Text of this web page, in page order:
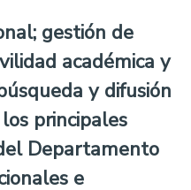
gestión de
académica y
y difusión
principales
Departamento
e